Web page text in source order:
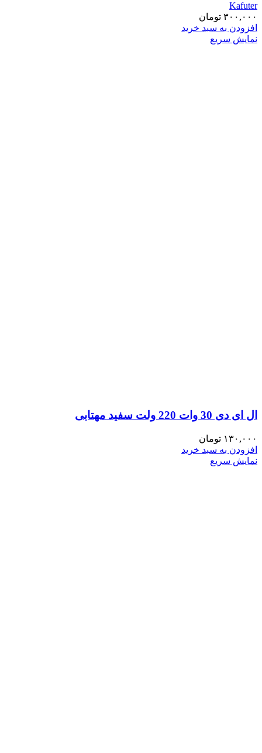
Kafuter
۳۰۰,۰۰۰ تومان
افزودن به سبد خرید
نمایش سریع
ال ای دی 30 وات 220 ولت سفید مهتابی
۱۳۰,۰۰۰ تومان
افزودن به سبد خرید
نمایش سریع